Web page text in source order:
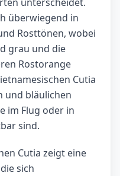
überwiegend in
Rosttönen, wobei
grau und die
Rostorange
Cutia
und bläulichen
im Flug oder in
sind.
Cutia zeigt eine
sich